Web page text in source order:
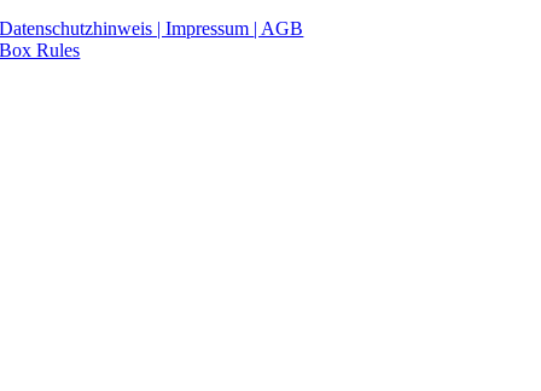
Datenschutzhinweis | Impressum | AGB
Box Rules